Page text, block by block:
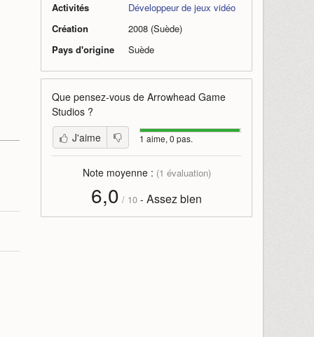
Activités
Développeur de jeux vidéo
Création
2008 (Suède)
Pays d'origine
Suède
Que pensez-vous de Arrowhead Game
Studios ?
1 aime, 0 pas.
J'aime
Note moyenne : (1 évaluation)
6,0 / 10 - Assez bien